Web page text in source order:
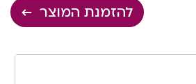
להזמנת המוצר